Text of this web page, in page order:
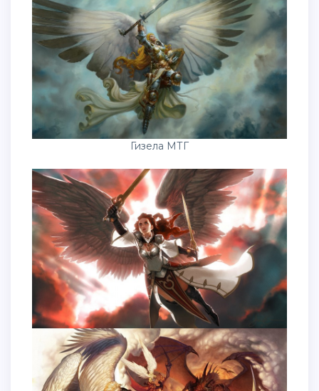
Гизела МТГ